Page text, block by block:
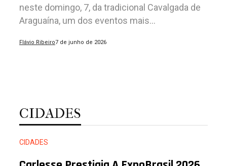
neste domingo, 7, da tradicional Cavalgada de
Araguaína, um dos eventos mais...
Flávio Ribeiro7 de junho de 2026
CIDADES
CIDADES